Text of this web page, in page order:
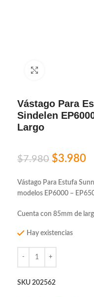
Vástago Para
Sindelen
Largo
$7.980 $3.980
Vástago Para Estufa
modelos EP6000 –
Cuenta con 85mm de
Hay existencias
SKU 202562